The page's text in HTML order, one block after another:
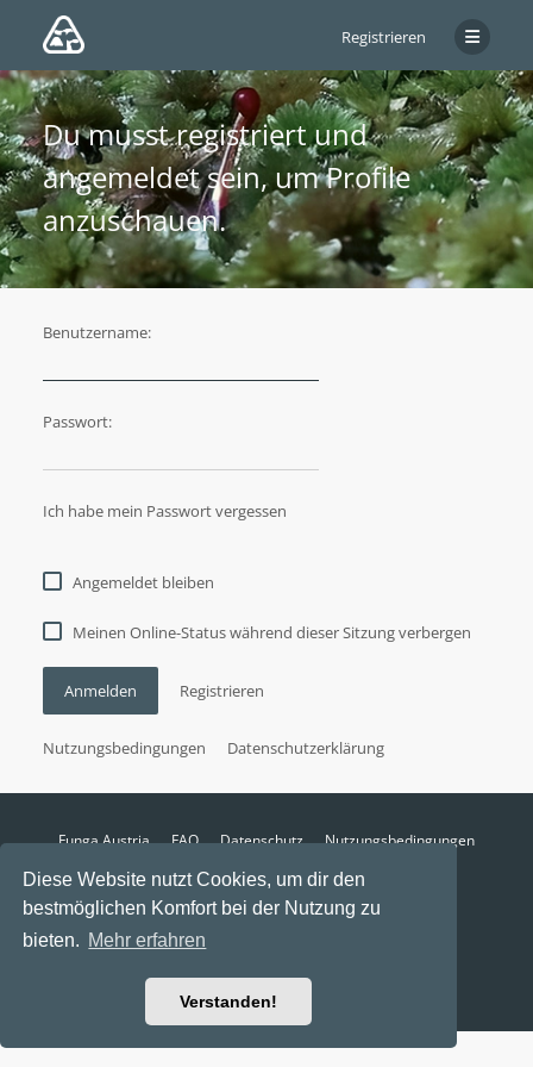
Diese Website nutzt Cookies, um dir den
bestmöglichen Komfort bei der Nutzung zu
bieten. Mehr erfahren
Verstanden!
Registrieren
Du musst registriert und
angemeldet sein, um Profile
anzuschauen.
Benutzername:
Passwort:
Ich habe mein Passwort vergessen
Angemeldet bleiben
Meinen Online-Status während dieser Sitzung verbergen
Anmelden Registrieren
Nutzungsbedingungen Datenschutzerklärung
Funga Austria FAQ Datenschutz
Nutzungsbedingungen
Alle Zeiten sindUTC+02:00
Aktuelle Zeit: 8. August 2026, 06:50
Powered byphpBB
Ravaio Theme byGramziu